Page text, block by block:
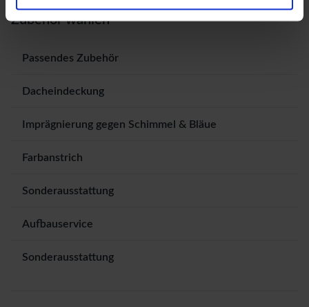
Zubehör wählen
Passendes Zubehör
Dacheindeckung
Imprägnierung gegen Schimmel & Bläue
Farbanstrich
Sonderausstattung
Aufbauservice
Sonderausstattung